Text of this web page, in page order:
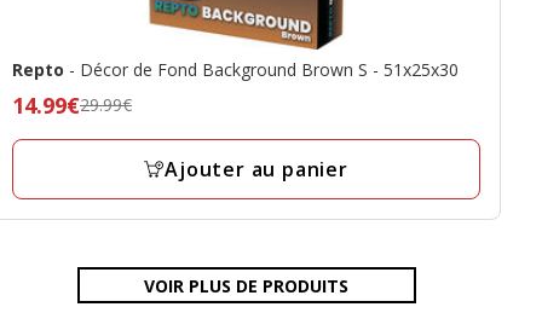
Repto - Décor de Fond Background Brown S - 51x25x30
Prix
précédent
prix
final
14.99€29.99€
Ajouter au panier
VOIR PLUS DE PRODUITS